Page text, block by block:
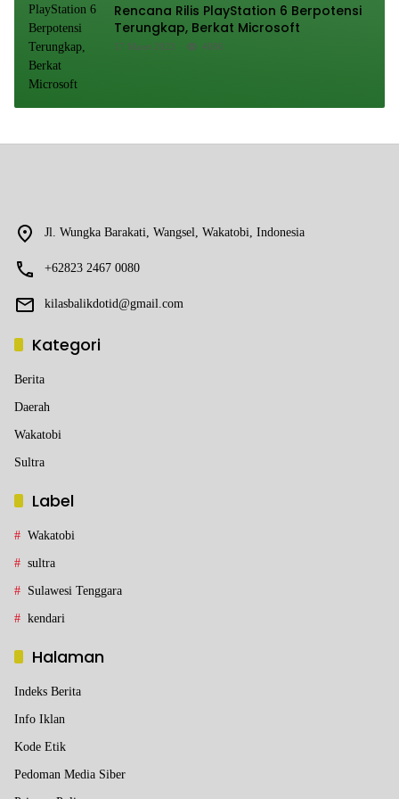
Rencana Rilis PlayStation 6 Berpotensi
Terungkap, Berkat Microsoft
17 Maret 2023 4086
Jl. Wungka Barakati, Wangsel, Wakatobi, Indonesia
+62823 2467 0080
kilasbalikdotid@gmail.com
Kategori
Berita
Daerah
Wakatobi
Sultra
Label
Wakatobi
sultra
Sulawesi Tenggara
kendari
Halaman
Indeks Berita
Info Iklan
Kode Etik
Pedoman Media Siber